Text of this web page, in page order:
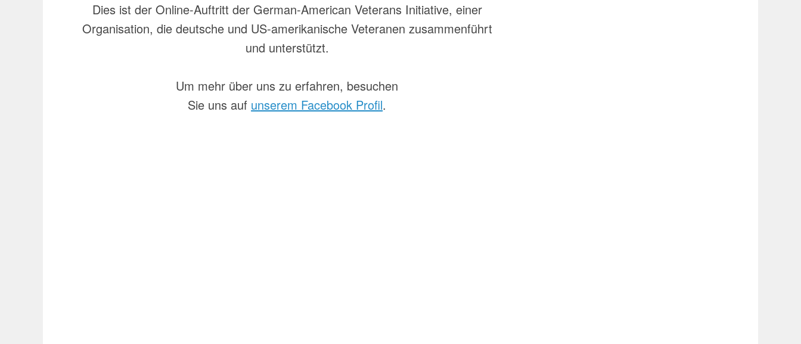
Dies ist der Online-Auftritt der German-American Veterans Initiative, einer
Organisation, die deutsche und US-amerikanische Veteranen zusammenführt
und unterstützt.
Um mehr über uns zu erfahren, besuchen
Sie uns auf unserem Facebook Profil.